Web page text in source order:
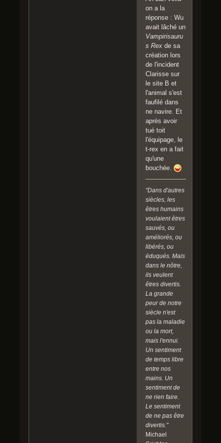
on a la
réponse : Wu
avait lâché un
Vampirisauru
s Rex de sa
création lors
de l'incident
Clarisse sur
le site B et
l'animal s'est
faufilé dans
ne navire. Et
après avoir
tué toit
l'équipage, le
t-rex en a fait
qu'une
bouchée.
"Dans d'autres
siècles, les
êtres humains
voulaient êtres
sauvés, ou
améliorés, ou
libérés, ou
éduqués. Mais
dans le nôtre,
ils veulent
êtres divertis.
La grande
peur de notre
siècle n'est
pas la maladie
ou la mort,
mais l'ennui.
Un sentiment
de temps libre
entre nos
mains. Un
sentiment de
ne rien faire.
Le sentiment
de ne pas être
divertis."
Michael